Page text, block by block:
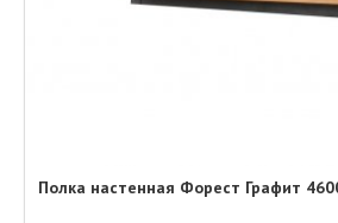
Полка настенная Форест Графит